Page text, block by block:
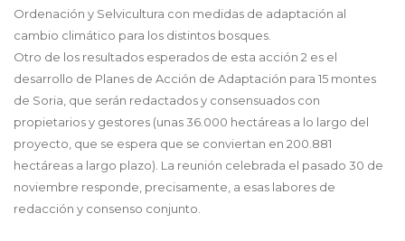
Ordenación y Selvicultura con medidas de adaptación al
cambio climático para los distintos bosques.
Otro de los resultados esperados de esta acción 2 es el
desarrollo de Planes de Acción de Adaptación para 15 montes
de Soria, que serán redactados y consensuados con
propietarios y gestores (unas 36.000 hectáreas a lo largo del
proyecto, que se espera que se conviertan en 200.881
hectáreas a largo plazo). La reunión celebrada el pasado 30 de
noviembre responde, precisamente, a esas labores de
redacción y consenso conjunto.